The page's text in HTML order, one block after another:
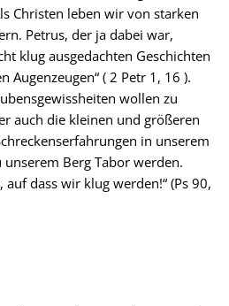
Christen leben wir von starken
Petrus, der ja dabei war,
klug ausgedachten Geschichten
Augenzeugen“ ( 2 Petr 1, 16 ).
wollen zu
auch die kleinen und größeren
in unserem
Berg Tabor werden.
auf dass wir klug werden!“ (Ps 90,